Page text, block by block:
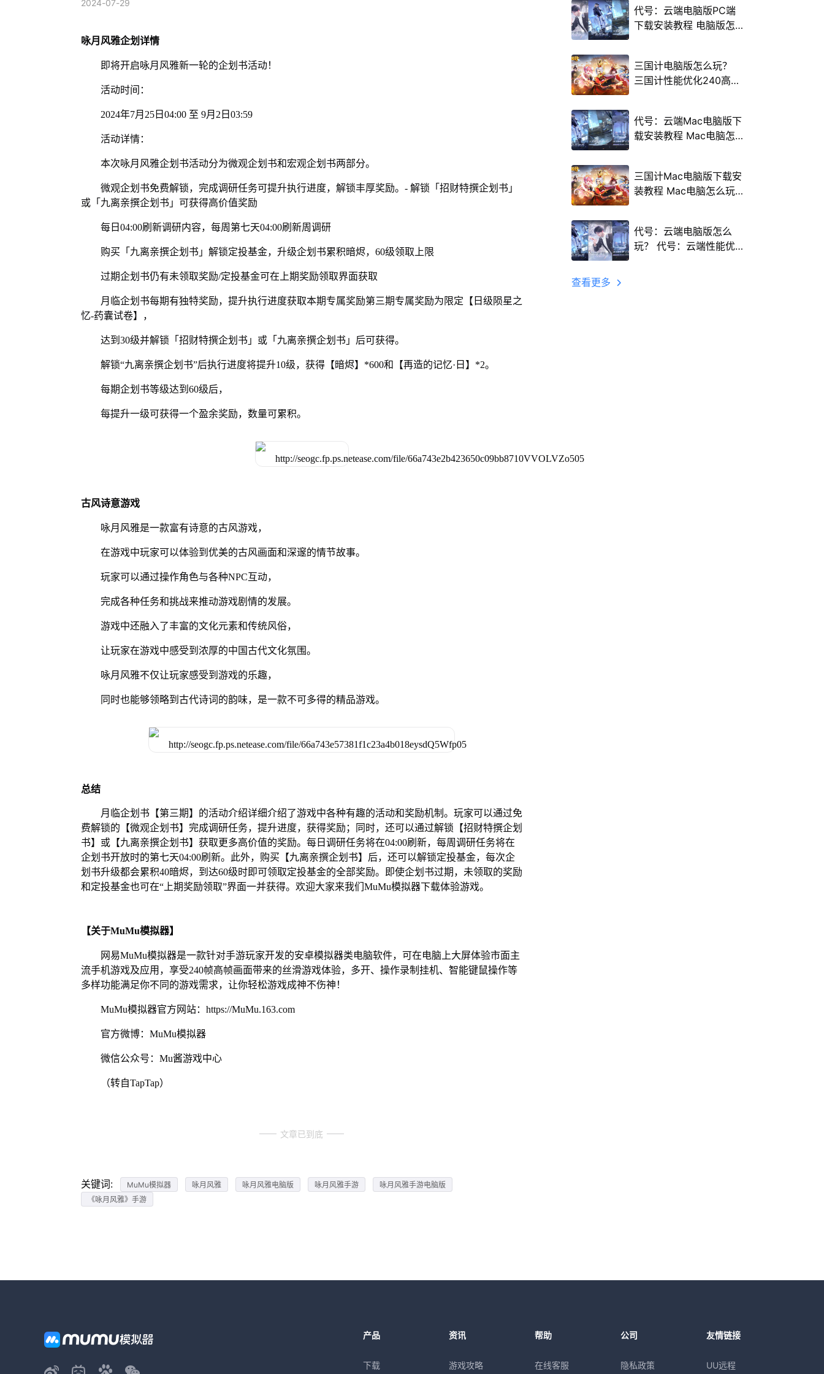
2024-07-29
咏月风雅企划详情
即将开启咏月风雅新一轮的企划书活动！
活动时间：
2024年7月25日04:00 至 9月2日03:59
活动详情：
本次咏月风雅企划书活动分为微观企划书和宏观企划书两部分。
微观企划书免费解锁，完成调研任务可提升执行进度，解锁丰厚奖励。- 解锁「招财特撰企划书」
或「九离亲撰企划书」可获得高价值奖励
每日04:00刷新调研内容，每周第七天04:00刷新周调研
购买「九离亲撰企划书」解锁定投基金，升级企划书累积暗烬，60级领取上限
过期企划书仍有未领取奖励/定投基金可在上期奖励领取界面获取
月临企划书每期有独特奖励，提升执行进度获取本期专属奖励第三期专属奖励为限定【日级陨星之
忆-药囊试卷】，
达到30级并解锁「招财特撰企划书」或「九离亲撰企划书」后可获得。
解锁“九离亲撰企划书”后执行进度将提升10级，获得【暗烬】*600和【再造的记忆·日】*2。
每期企划书等级达到60级后，
每提升一级可获得一个盈余奖励，数量可累积。
古风诗意游戏
咏月风雅是一款富有诗意的古风游戏，
在游戏中玩家可以体验到优美的古风画面和深邃的情节故事。
玩家可以通过操作角色与各种NPC互动，
完成各种任务和挑战来推动游戏剧情的发展。
游戏中还融入了丰富的文化元素和传统风俗，
让玩家在游戏中感受到浓厚的中国古代文化氛围。
咏月风雅不仅让玩家感受到游戏的乐趣，
同时也能够领略到古代诗词的韵味，是一款不可多得的精品游戏。
总结
月临企划书【第三期】的活动介绍详细介绍了游戏中各种有趣的活动和奖励机制。玩家可以通过免
费解锁的【微观企划书】完成调研任务，提升进度，获得奖励；同时，还可以通过解锁【招财特撰企划
书】或【九离亲撰企划书】获取更多高价值的奖励。每日调研任务将在04:00刷新，每周调研任务将在
企划书开放时的第七天04:00刷新。此外，购买【九离亲撰企划书】后，还可以解锁定投基金，每次企
划书升级都会累积40暗烬，到达60级时即可领取定投基金的全部奖励。即使企划书过期，未领取的奖励
和定投基金也可在“上期奖励领取”界面一并获得。欢迎大家来我们MuMu模拟器下载体验游戏。
【关于MuMu模拟器】
网易MuMu模拟器是一款针对手游玩家开发的安卓模拟器类电脑软件，可在电脑上大屏体验市面主
流手机游戏及应用，享受240帧高帧画面带来的丝滑游戏体验，多开、操作录制挂机、智能键鼠操作等
多样功能满足你不同的游戏需求，让你轻松游戏成神不伤神！
MuMu模拟器官方网站：https://MuMu.163.com
官方微博：MuMu模拟器
微信公众号：Mu酱游戏中心
（转自TapTap）
文章已到底
关键词: MuMu模拟器 咏月风雅 咏月风雅电脑版 咏月风雅手游
咏月风雅手游电脑版
《咏月风雅》手游
代号：云端电脑版PC端
下载安装教程 电脑版怎
三国计电脑版怎么玩？
三国计性能优化240高帧
代号：云端Mac电脑版下
载安装教程 Mac电脑怎
三国计Mac电脑版下载安
装教程 Mac电脑怎么玩
代号：云端电脑版怎么
玩？ 代号：云端性能优
查看更多
产品
下载
资讯
游戏攻略
帮助
在线客服
公司
隐私政策
友情链接
UU远程